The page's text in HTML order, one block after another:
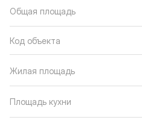
Общая площадь
Код объекта
Жилая площадь
Площадь кухни